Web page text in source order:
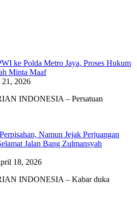
ke Polda Metro Jaya, Proses Hukum
Minta Maaf
21, 2026
INDONESIA – Persatuan
Namun Jejak Perjuangan
Jalan Bang Zulmansyah
18, 2026
INDONESIA – Kabar duka